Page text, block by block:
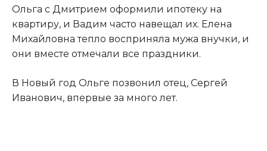
Ольга с Дмитрием оформили ипотеку на
квартиру, и Вадим часто навещал их. Елена
Михайловна тепло восприняла мужа внучки, и
они вместе отмечали все праздники.
В Новый год Ольге позвонил отец, Сергей
Иванович, впервые за много лет.